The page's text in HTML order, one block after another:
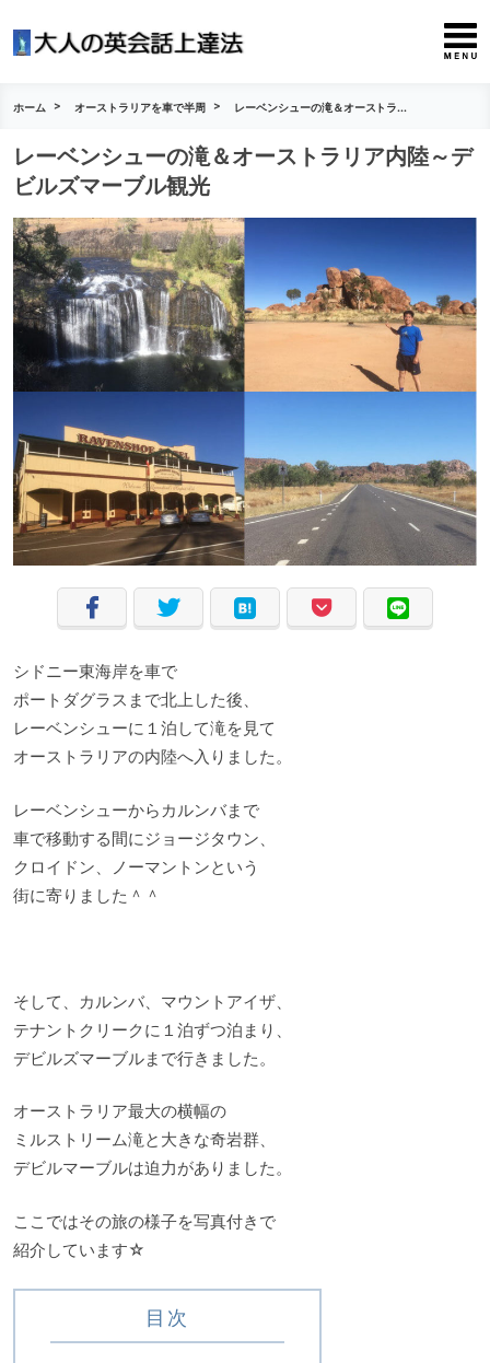
ホーム オーストラリアを車で半周 レーベンシューの滝＆オーストラ...
レーベンシューの滝＆オーストラリア内陸～デ
ビルズマーブル観光
シドニー東海岸を車で
ポートダグラスまで北上した後、
レーベンシューに１泊して滝を見て
オーストラリアの内陸へ入りました。
レーベンシューからカルンバまで
車で移動する間にジョージタウン、
クロイドン、ノーマントンという
街に寄りました＾＾
そして、カルンバ、マウントアイザ、
テナントクリークに１泊ずつ泊まり、
デビルズマーブルまで行きました。
オーストラリア最大の横幅の
ミルストリーム滝と大きな奇岩群、
デビルマーブルは迫力がありました。
ここではその旅の様子を写真付きで
紹介しています☆
目次